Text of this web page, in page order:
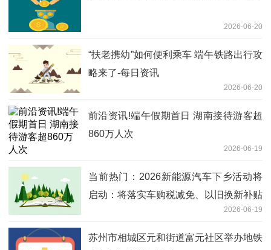
2026-06-20
“扶老携幼”如何便利乘车 端午铁路出行攻
略来了-每日资讯
2026-06-20
前沿资讯!端午假期首日 湖南接待游客超
860万人次
2026-06-19
当前热门：2026新能源汽车下乡活动将
启动：将落实车购税减免、以旧换新补贴
2026-06-19
苏州市相城区元和街道富元社区举办地铁